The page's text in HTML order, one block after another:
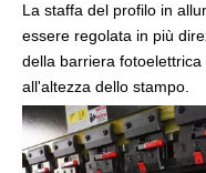
La staffa del profilo in
essere regolata in più
della barriera
all'altezza dello stampo.